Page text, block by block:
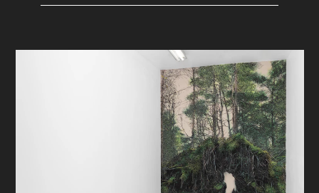
mystisk og mytisk univers.
som dekker endeveggen i
utstillingsrommet. Konturene av to
menneskeskikkelser fremtrer i
midten av motivet, tilsynelatende en
voksen og et barn som bæres på
ryggen, definert av det grønne
landskapet som omgir dem.